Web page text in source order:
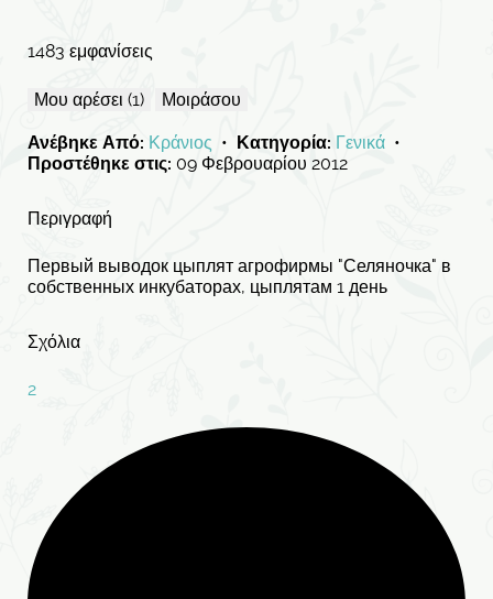
1483 εμφανίσεις
Μου αρέσει (1) Μοιράσου
Ανέβηκε Από: Κράνιος • Κατηγορία: Γενικά •
Προστέθηκε στις: 09 Φεβρουαρίου 2012
Περιγραφή
Первый выводок цыплят агрофирмы "Селяночка" в
собственных инкубаторах, цыплятам 1 день
Σχόλια
2